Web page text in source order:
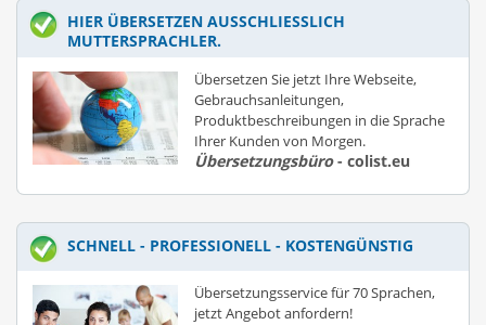
HIER ÜBERSETZEN AUSSCHLIESSLICH M
UTTERSPRACHLER.
Übersetzen Sie jetzt Ihre Webseite,
Gebrauchsanleitungen,
Produktbeschreibungen in die Sprache
Ihrer Kunden von Morgen.
Übersetzungsbüro- colist.eu
SCHNELL - PROFESSIONELL - KOSTENGÜNSTIG
Übersetzungsservice für 70 Sprachen,
jetzt Angebot anfordern!